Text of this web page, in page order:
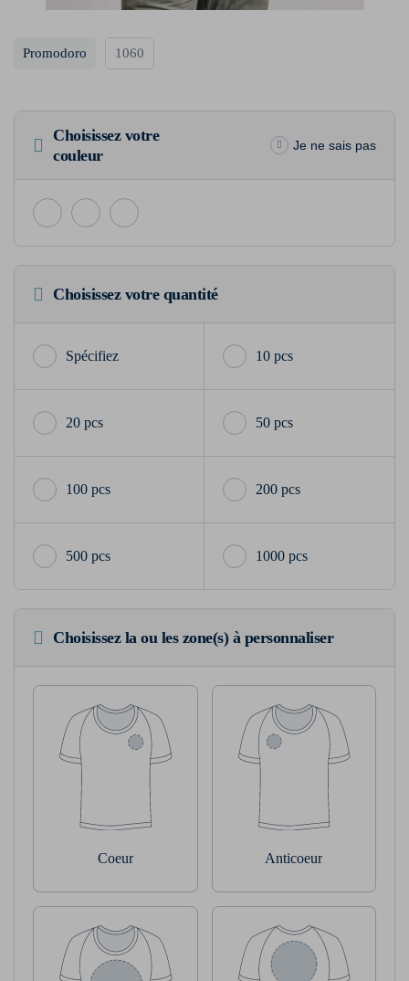
Promodoro 1060
Choisissez votre
couleur
Je ne sais pas
Choisissez votre quantité
10 pcs
20 pcs 50 pcs
100 pcs 200 pcs
500 pcs 1000 pcs
Choisissez la ou les zone(s) à personnaliser
Coeur Anticoeur